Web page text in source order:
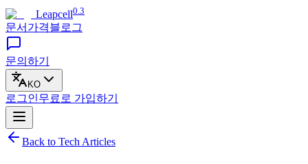
Leapcell0.3
문서 가격블로그
문의하기
KO
로그인무료로 가입하기
Back to Tech Articles